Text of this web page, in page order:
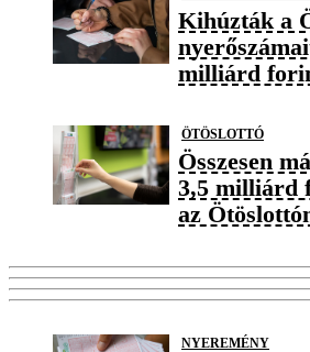
Kihúzták a
milliárd
ÖTÖSLOTTÓ
Összesen
3,5 milliárd
az
NYEREMÉNY